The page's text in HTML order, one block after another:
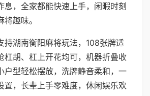
息，全家都能快速上手，闲暇时刻
趣味。
持湖南衡阳麻将玩法，108张牌适
杠胡、杠上开花均可，机器折叠收
户型轻松摆放，洗牌静音柔和，一
置，长辈上手零难度，休闲娱乐欢